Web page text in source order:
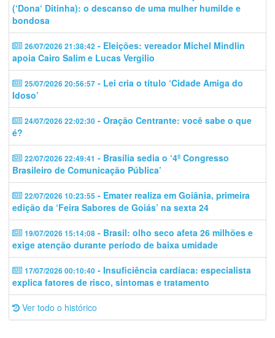
(‘Dona‘ Ditinha): o descanso de uma mulher humilde e
bondosa
26/07/2026 21:38:42 - Eleições: vereador Michel Mindlin
apoia Cairo Salim e Lucas Vergilio
25/07/2026 20:56:57 - Lei cria o título ‘Cidade Amiga do
Idoso’
24/07/2026 22:02:30 - Oração Centrante: você sabe o que
é?
22/07/2026 22:49:41 - Brasília sedia o ‘4º Congresso
Brasileiro de Comunicação Pública’
22/07/2026 10:23:55 - Emater realiza em Goiânia, primeira
edição da ‘Feira Sabores de Goiás’ na sexta 24
19/07/2026 15:14:08 - Brasil: olho seco afeta 26 milhões e
exige atenção durante período de baixa umidade
17/07/2026 00:10:40 - Insuficiência cardíaca: especialista
explica fatores de risco, sintomas e tratamento
Ver todo o histórico